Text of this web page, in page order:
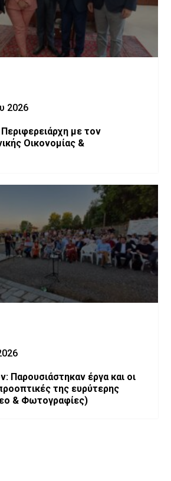
2026
με τον
Παρουσιάστηκαν έργα και οι
της ευρύτερης
& Φωτογραφίες)